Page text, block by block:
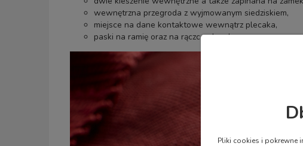
wewnętrzna przegroda z wyjmowanym siedziskiem,
miejsce na dane kontaktowe wewnątrz plecaka,
paski na ramię oraz na rączce plecaka,
Pliki cookies i pokrewne